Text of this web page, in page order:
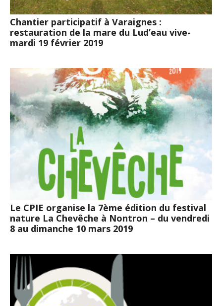
Chantier participatif à Varaignes :
restauration de la mare du Lud’eau vive-
mardi 19 février 2019
Le CPIE organise la 7ème édition du festival
nature La Chevêche à Nontron – du vendredi
8 au dimanche 10 mars 2019